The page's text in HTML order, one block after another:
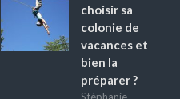
choisir sa
colonie de
vacances et
bien la
préparer ?